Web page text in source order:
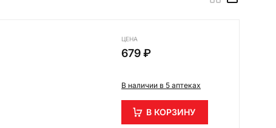
ЦЕНА
679 ₽
В наличии в 5 аптеках
В КОРЗИНУ